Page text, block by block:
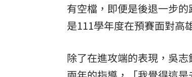
有空檔，即便是後退一步
是111學年度在預賽面對高
除了在進攻端的表現，吳